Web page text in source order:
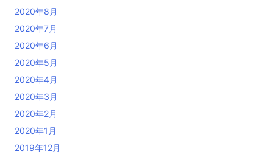
2020年8月
2020年7月
2020年6月
2020年5月
2020年4月
2020年3月
2020年2月
2020年1月
2019年12月